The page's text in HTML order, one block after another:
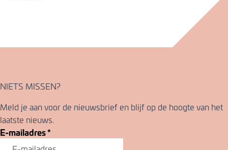
NIETS MISSEN?
Meld je aan voor de nieuwsbrief en blijf op de hoogte van het
laatste nieuws.
E-mailadres*